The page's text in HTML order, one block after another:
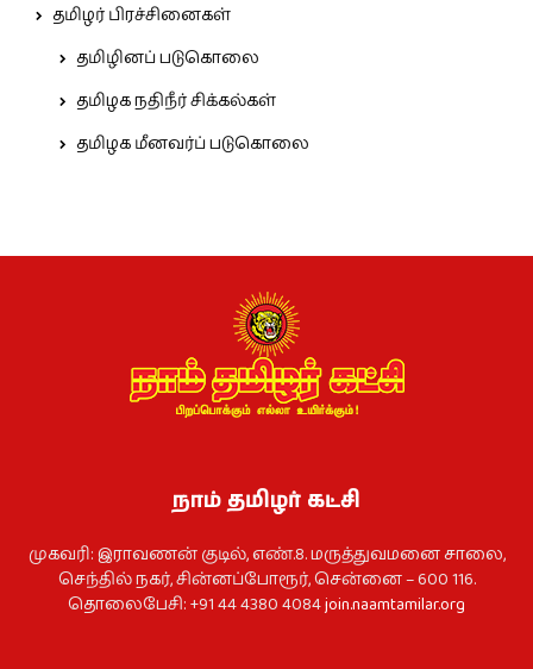
தமிழர் பிரச்சினைகள்
தமிழினப் படுகொலை
தமிழக நதிநீர் சிக்கல்கள்
தமிழக மீனவர்ப் படுகொலை
நாம் தமிழர் கட்சி
முகவரி: இராவணன் குடில், எண்.8. மருத்துவமனை சாலை,
செந்தில் நகர், சின்னப்போரூர், சென்னை – 600 116.
தொலைபேசி: +91 44 4380 4084join.naamtamilar.org